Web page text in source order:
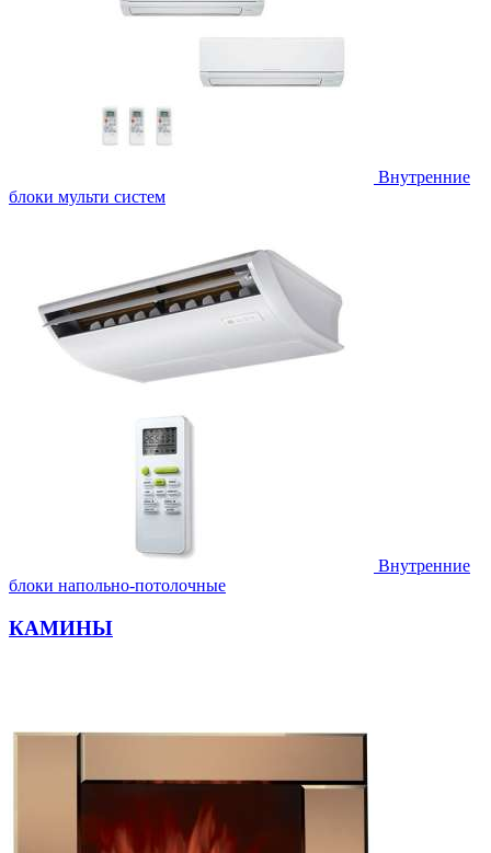
Внутренние
блоки мульти систем
Внутренние
блоки напольно-потолочные
КАМИНЫ